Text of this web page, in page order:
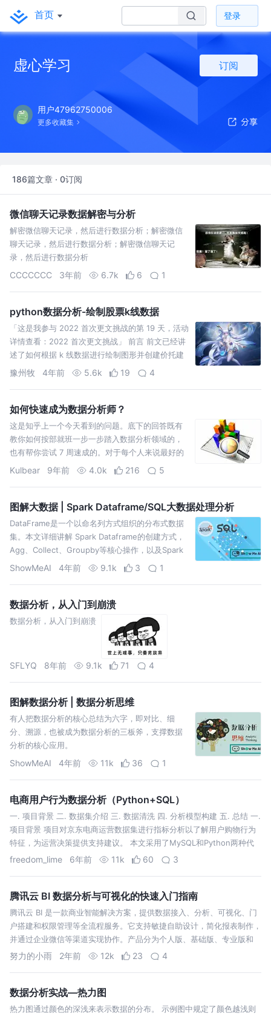
首页 登录
虚心学习 订阅
用户47962750006
更多收藏集
186篇文章 · 0订阅
微信聊天记录数据解密与分析
解密微信聊天记录，然后进行数据分析；解密微信
聊天记录，然后进行数据分析；解密微信聊天记
录，然后进行数据分析
CCCCCCC 3年前 6.7k 6 1
python数据分析-绘制股票k线数据
「这是我参与 2022 首次更文挑战的第 19 天，活动
详情查看：2022 首次更文挑战」 前言 前文已经讲
述了如何根据 k 线数据进行绘制图形并创建价托建
模，今天就结合 talib 类库强大的金融计
豫州牧 4年前 5.6k 19 4
如何快速成为数据分析师？
这是知乎上一个今天看到的问题。底下的回答既有
教你如何按部就班一步一步踏入数据分析领域的，
也有帮你尝试 7 周速成的。对于每个人来说最好的
方法也许都不一样，或许你跟我一样喜欢高强度的
Kulbear 9年前 4.0k 216 5
图解大数据 | Spark Dataframe/SQL大数据处理分析
DataFrame是一个以命名列方式组织的分布式数据
集。本文详细讲解 Spark Dataframe的创建方式，
Agg、Collect、Groupby等核心操作，以及Spark
SQL操作核心要点。
ShowMeAI 4年前 9.1k 3 1
数据分析，从入门到崩溃
数据分析，从入门到崩溃
SFLYQ 8年前 9.1k 71 4
图解数据分析 | 数据分析思维
有人把数据分析的核心总结为六字，即对比、细
分、溯源，也被成为数据分析的三板斧，支撑数据
分析的核心应用。
ShowMeAI 4年前 11k 36 1
电商用户行为数据分析（Python+SQL）
一. 项目背景 二. 数据集介绍 三. 数据清洗 四. 分析模型构建 五. 总结 一.
项目背景 项目对京东电商运营数据集进行指标分析以了解用户购物行为
特征，为运营决策提供支持建议。 本文采用了MySQL和Python两种代
码进行指标计算以适应不同的数据分析开发环境。 二. 数…
freedom_lime 6年前 11k 60 3
腾讯云 BI 数据分析与可视化的快速入门指南
腾讯云 BI 是一款商业智能解决方案，提供数据接入、分析、可视化、门
户搭建和权限管理等全流程服务。它支持敏捷自助设计，简化报表制作，
并通过企业微信等渠道实现协作。产品分为个人版、基础版、专业版和
努力的小雨 2年前 12k 23 4
数据分析实战—热力图
热力图通过颜色的深浅来表示数据的分布。 示例图中规定了颜色越浅则